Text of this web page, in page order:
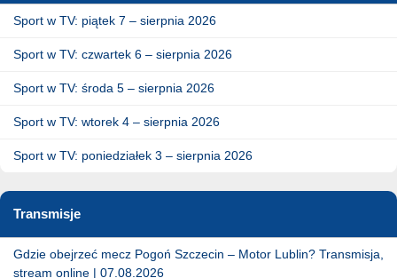
Sport w TV: piątek 7 – sierpnia 2026
Sport w TV: czwartek 6 – sierpnia 2026
Sport w TV: środa 5 – sierpnia 2026
Sport w TV: wtorek 4 – sierpnia 2026
Sport w TV: poniedziałek 3 – sierpnia 2026
Transmisje
Gdzie obejrzeć mecz Pogoń Szczecin – Motor Lublin? Transmisja,
stream online | 07.08.2026